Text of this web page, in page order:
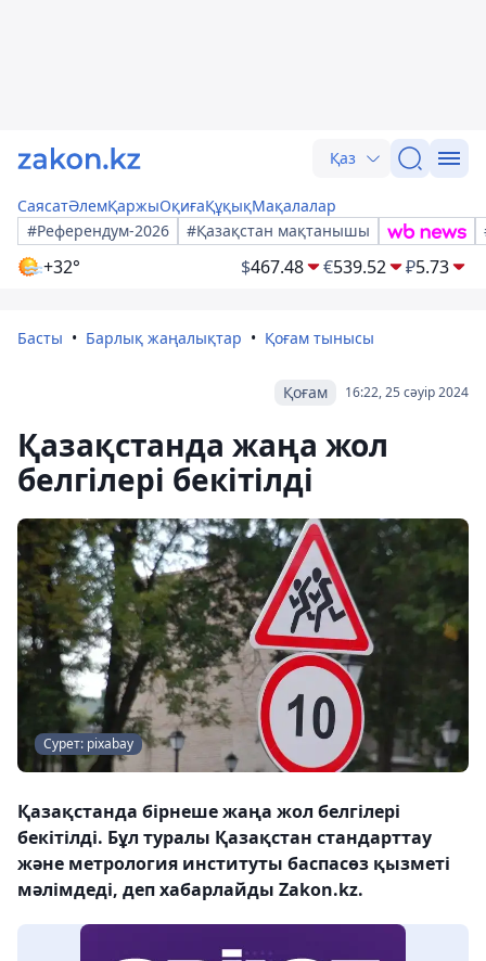
Қаз
СаясатӘлемҚаржыОқиғаҚұқықМақалалар
#Референдум-2026
#Қазақстан мақтанышы
+32° $467.48 €539.52 ₽5.73
Басты Барлық жаңалықтар Қоғам тынысы
16:22, 25 сәуір 2024
Қоғам
Қазақстанда жаңа жол
белгілері бекітілді
Сурет: pixabay
Қазақстанда бірнеше жаңа жол белгілері
бекітілді. Бұл туралы Қазақстан стандарттау
және метрология институты баспасөз қызметі
мәлімдеді, деп хабарлайды Zakon.kz.